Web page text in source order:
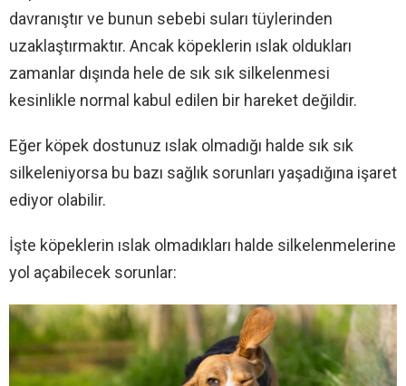
davranıştır ve bunun sebebi suları tüylerinden
uzaklaştırmaktır. Ancak köpeklerin ıslak oldukları
zamanlar dışında hele de sık sık silkelenmesi
kesinlikle normal kabul edilen bir hareket değildir.
Eğer köpek dostunuz ıslak olmadığı halde sık sık
silkeleniyorsa bu bazı sağlık sorunları yaşadığına işaret
ediyor olabilir.
İşte köpeklerin ıslak olmadıkları halde silkelenmelerine
yol açabilecek sorunlar: